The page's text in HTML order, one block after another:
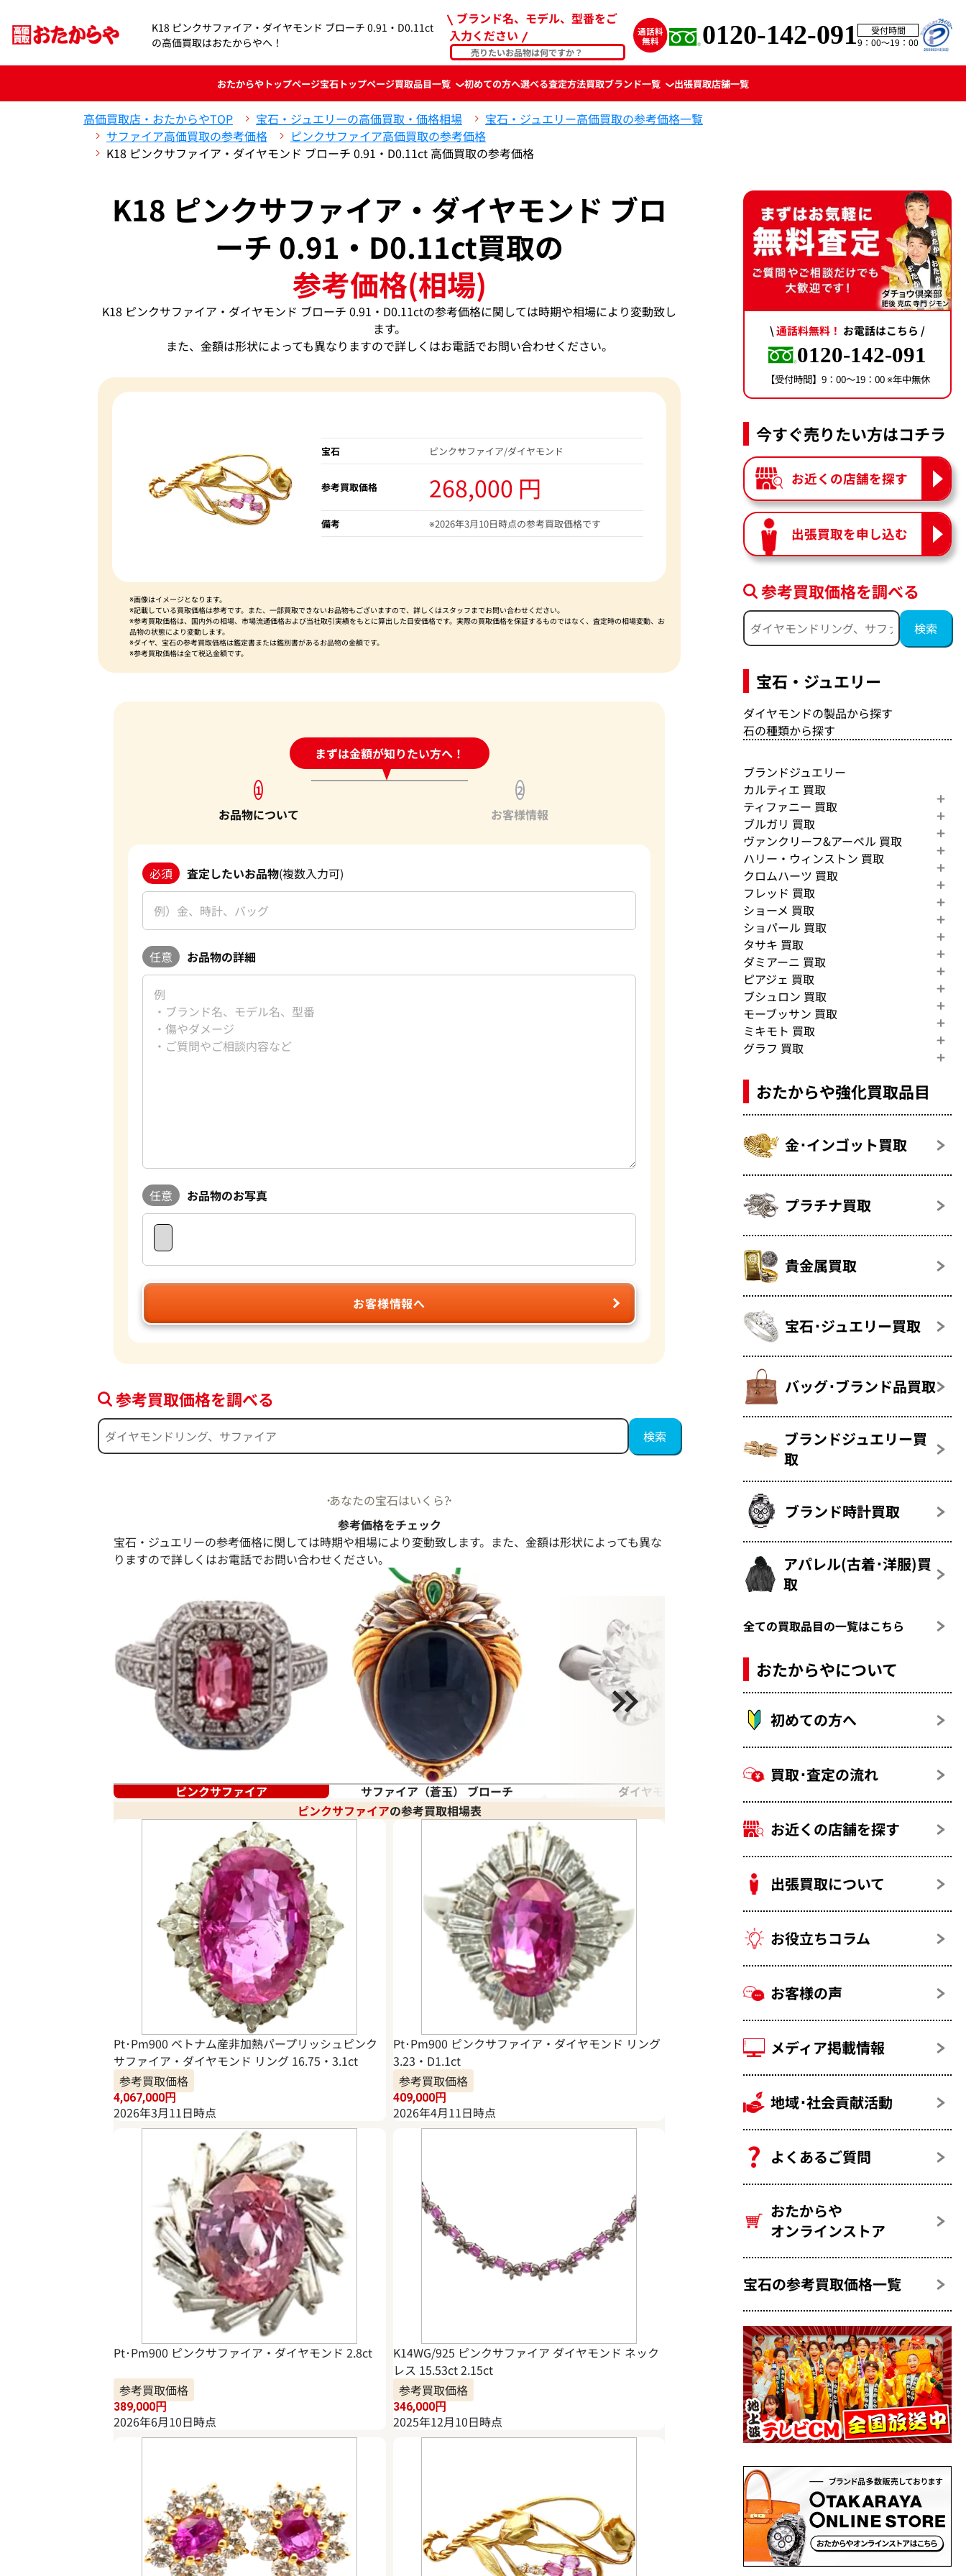
K18 ピンクサファイア・ダイヤモンド ブローチ 0.91・D0.11ct
の高価買取はおたからやへ！
ブランド名、モデル、型番をご
入力ください
0120-142-091
受付時間
9：00〜19：00
おたからやトップページ宝石トップページ買取品目一覧 初めての方へ選べる査定方法買取ブランド一覧 出張買取店舗一覧
高価買取店・おたからやTOP 宝石・ジュエリーの高価買取・価格相場
宝石・ジュエリー高価買取の参考価格一覧
サファイア高価買取の参考価格
ピンクサファイア高価買取の参考価格
K18 ピンクサファイア・ダイヤモンド ブローチ 0.91・D0.11ct 高価買取の参考価格
K18 ピンクサファイア・ダイヤモンド ブロ
ーチ 0.91・D0.11ct買取の
参考価格(相場)
K18 ピンクサファイア・ダイヤモンド ブローチ 0.91・D0.11ctの参考価格に関しては時期や相場により変動致し
ます。
また、金額は形状によっても異なりますので詳しくはお電話でお問い合わせください。
宝石 ピンクサファイア/ダイヤモンド
参考買取価格 268,000 円
備考 ※2026年3月10日時点の参考買取価格です
※画像はイメージとなります。
※記載している買取価格は参考です。また、一部買取できないお品物もございますので、詳しくはスタッフまでお問い合わせください。
※参考買取価格は、国内外の相場、市場流通価格および当社取引実績をもとに算出した目安価格です。実際の買取価格を保証するものではなく、査定時の相場変動、お
品物の状態により変動します。
※ダイヤ、宝石の参考買取価格は鑑定書または鑑別書があるお品物の金額です。
※参考買取価格は全て税込金額です。
まずは金額が知りたい方へ！
24時間受付中!問い合わせフォーム
1
お品物について
2
お客様情報
必須 査定したいお品物(複数入力可)
任意 お品物の詳細
任意 お品物のお写真
お客様情報へ
参考買取価格を調べる
あなたの宝石はいくら?
参考価格をチェック
宝石・ジュエリーの参考価格に関しては時期や相場により変動致します。また、金額は形状によっても異な
りますので詳しくはお電話でお問い合わせください。
ピンクサファイア サファイア（蒼玉） ブローチ ダイヤモンド
ピンクサファイアの参考買取相場表
Pt･Pm900 ベトナム産非加熱パープリッシュピンク
サファイア・ダイヤモンド リング 16.75・3.1ct
参考買取価格
4,067,000円
2026年3月11日時点
Pt･Pm900 ピンクサファイア・ダイヤモンド リング
3.23・D1.1ct
参考買取価格
409,000円
2026年4月11日時点
Pt･Pm900 ピンクサファイア・ダイヤモンド 2.8ct
参考買取価格
389,000円
2026年6月10日時点
K14WG/925 ピンクサファイア ダイヤモンド ネック
レス 15.53ct 2.15ct
参考買取価格
346,000円
2025年12月10日時点
\通話料無料！ お電話はこちら /
0120-142-091
【受付時間】9：00〜19：00 ※年中無休
今すぐ売りたい方はコチラ
お近くの店舗を探す
出張買取を申し込む
参考買取価格を調べる
宝石・ジュエリー
ダイヤモンドの製品から探す
石の種類から探す
ブランドジュエリー
カルティエ 買取
ティファニー 買取
ブルガリ 買取
ヴァンクリーフ&アーペル 買取
ハリー・ウィンストン 買取
クロムハーツ 買取
フレッド 買取
ショーメ 買取
ショパール 買取
タサキ 買取
ダミアーニ 買取
ピアジェ 買取
ブシュロン 買取
モーブッサン 買取
ミキモト 買取
グラフ 買取
おたからや強化買取品目
金･インゴット買取
プラチナ買取
貴金属買取
宝石･ジュエリー買取
バッグ･ブランド品買取
ブランドジュエリー買
取
ブランド時計買取
アパレル(古着･洋服)買
取
全ての買取品目の一覧はこちら
おたからやについて
初めての方へ
買取･査定の流れ
お近くの店舗を探す
出張買取について
お役立ちコラム
お客様の声
メディア掲載情報
地域･社会貢献活動
よくあるご質問
おたからや
オンラインストア
宝石の参考買取価格一覧